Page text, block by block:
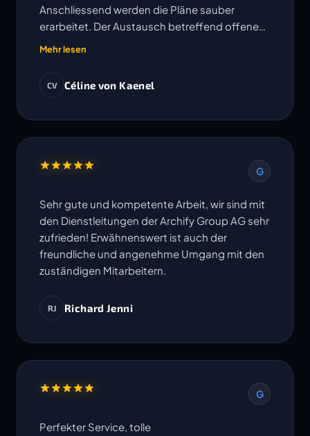
Anschliessend werden die Pläne sauber
erarbeitet. Der Austausch betreffend offenen
Fragen erfolgt sehr unkompliziert und
Termine werden eingehalten. Ich freue mich
Mehr lesen
CV Céline von Kaenel
G
Sehr gute und kompetente Arbeit, wir sind mit
den Dienstleitungen der Archify Group AG sehr
zufrieden! Erwähnenswert ist auch der
freundliche und angenehme Umgang mit den
zuständigen Mitarbeitern.
RJ Richard Jenni
G
Perfekter Service, tolle